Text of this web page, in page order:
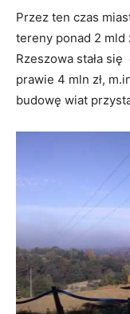
Przez ten czas
tereny ponad 2 mld
Rzeszowa stała
prawie 4 mln zł,
budowę wiat